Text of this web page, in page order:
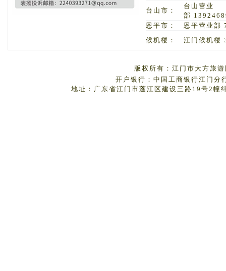
台山市：
台山营业
部
恩平市：
恩平营业部
候机楼：
江门候机楼
版权所有：江门市大方旅
开户银行：中国工商银行江门
地址：广东省江门市蓬江区建设三路19号2